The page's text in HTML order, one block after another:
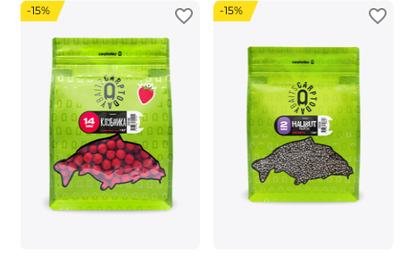
-15% -15%